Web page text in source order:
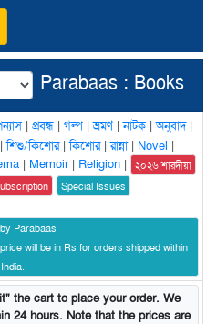
Parabaas : Books
| প্রবন্ধ | গল্প |ভ্রমণ|নাটক |অনুবাদ|
|শিশু/কিশোর|কিশোর|রান্না| Novel |
| Memoir| Religion |
২০২৬ শারদীয়া
Special Issues
Parabaas
will be in Rs for orders shipped within
India.
the cart to place your order. We
24 hours. Note that the prices are